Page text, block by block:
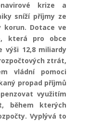
krize a
sníží příjmy ze
korun. Dotace ve
která pro obce
výši 12,8 miliardy
ztrát,
vládní pomoci
propad příjmů
využitím
během kterých
Vyplývá to